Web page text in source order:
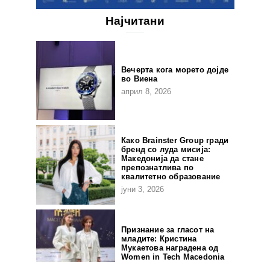
Најчитани
Вечерта кога морето дојде
во Виена
април 8, 2026
Како Brainster Group гради
бренд со луда мисија:
Македонија да стане
препознатлива по
квалитетно образование
јуни 3, 2026
Признание за гласот на
младите: Кристина
Мукаетова наградена од
Women in Tech Macedonia